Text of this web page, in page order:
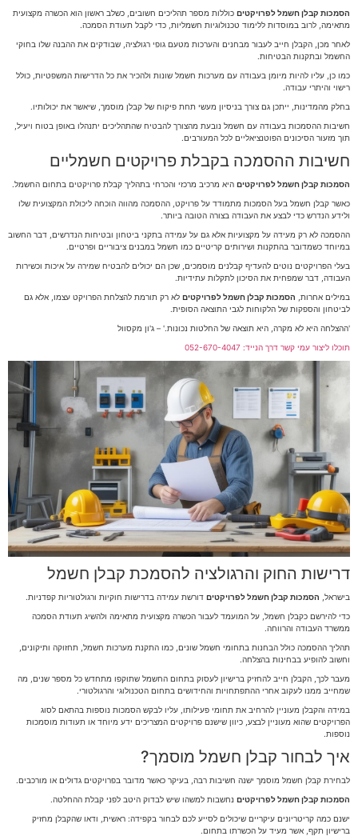
הסמכות קבלן חשמל לפרויקטים כוללות מספר תהליכים חשובים, כשלב ראשון הוא הכשרה מקצועית
מתאימה, לרוב במוסדות ללימוד טכנולוגיות חשמליות, כדי לקבל תעודת הסמכה.
לאחר מכן, הקבלן חייב לעבור מבחנים והערכות מטעם גופי רגולציה, שבודקים את ההבנה שלו בחוקי
החשמל ובתקנות הבטיחות.
כמו כן, עליו להיות מיומן בעבודה עם מערכות חשמל שונות ולהכיר את כל הדרישות המשפטיות, כולל
רישוי והיתרי עבודה.
בחלק מהמדינות, ייתכן גם צורך בניסיון מעשי תחת פיקוח של קבלן מוסמך, שיאשר את יכולותיו.
חשיבות ההסמכות בעבודה עם חשמל נובעת מהצורך להבטיח שהתהליכים יתנהלו באופן בטוח ויעיל,
תוך מזעור הסיכונים הפוטנציאליים לכל המעורבים.
חשיבות ההסמכה בקבלת פרויקטים חשמליים
הסמכות קבלן חשמל לפרויקטים היא מרכיב מרכזי והכרחי בתהליך קבלת פרויקטים בתחום החשמל.
כאשר קבלן חשמל בעל הסמכות מתמודד על פרויקט, ההסמכה מהווה הוכחה ליכולת המקצועית שלו
ולידע הנדרש כדי לבצע את העבודה בצורה הטובה ביותר.
ההסמכה לא רק מעידה על מקצועיות אלא גם על עמידה בתקני ביטחון ובטיחות הנדרשים, דבר החשוב
במיוחד כשמדובר בהתקנות ושירותים קריטיים כמו חשמל במבנים ציבוריים ופרטיים.
בעלי הפרויקטים נוטים להעדיף קבלנים מוסמכים, שכן הם יכולים להבטיח שמירה על איכות וכשירות
העבודה, דבר שמפחית את הסיכון לתקלות עתידיות.
במילים אחרות, הסמכות קבלן חשמל לפרויקטים לא רק תורמת להצלחת הפרויקט עצמו, אלא גם
לביטחון והספקות של הלקוחות לגבי התוצאה הסופית.
'ההצלחה היא לא מקרה, היא תוצאה של החלטות נכונות.' – ג'ון מקסוול
תוכלו ליצור עמי קשר דרך הנייד: 052-670-4047
דרישות החוק והרגולציה להסמכת קבלן חשמל
בישראל, הסמכות קבלן חשמל לפרויקטים דורשת עמידה בדרישות חוקיות ורגולטוריות קפדניות.
כדי להירשם כקבלן חשמל, על המועמד לעבור הכשרה מקצועית מתאימה ולהשיג תעודת הסמכה
ממשרד העבודה והרווחה.
תהליך ההסמכה כולל הבחנות בתחומי חשמל שונים, כמו התקנת מערכות חשמל, תחזוקה ותיקונים,
וחשוב להופיע בבחינות בהצלחה.
מעבר לכך, הקבלן חייב להחזיק ברישיון לעסוק בתחום החשמל שתוקפו מתחדש כל מספר שנים, מה
שמחייב ממנו לעקוב אחרי ההתפתחויות והחידושים בתחום הטכנולוגי והרגולטורי.
במידה והקבלן מעוניין להרחיב את תחומי פעילותו, עליו לבקש הסמכות נוספות בהתאם לסוג
הפרויקטים שהוא מעוניין לבצע, כיוון שישנם פרויקטים המצריכים ידע מיוחד או תעודות מוסמכות
נוספות.
איך לבחור קבלן חשמל מוסמך?
לבחירת קבלן חשמל מוסמך ישנה חשיבות רבה, בעיקר כאשר מדובר בפרויקטים גדולים או מורכבים.
הסמכות קבלן חשמל לפרויקטים נחשבות למשהו שיש לבדוק היטב לפני קבלת ההחלטה.
ישנם כמה קריטריונים עיקריים שיכולים לסייע לכם לבחור בקפידה: ראשית, ודאו שהקבלן מחזיק
ברישיון תקף, אשר מעיד על הכשרתו בתחום.